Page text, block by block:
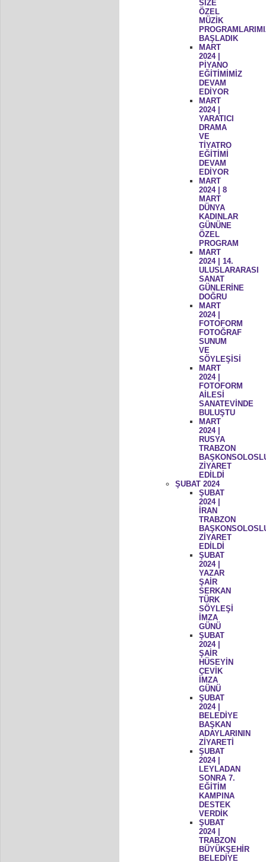
SİZE
ÖZEL
MÜZİK
BAŞLADIK
MART
2024 |
PİYANO
EĞİTİMİMİZ
DEVAM
EDİYOR
MART
2024 |
YARATICI
DRAMA
VE
TİYATRO
EĞİTİMİ
DEVAM
EDİYOR
MART
2024 | 8
MART
DÜNYA
KADINLAR
GÜNÜNE
ÖZEL
PROGRAM
MART
2024 | 14.
ULUSLARARASI
SANAT
GÜNLERİNE
DOĞRU
MART
2024 |
FOTOFORM
FOTOĞRAF
SUNUM
VE
SÖYLEŞİSİ
MART
2024 |
FOTOFORM
AİLESİ
SANATEVİNDE
BULUŞTU
MART
2024 |
RUSYA
TRABZON
ZİYARET
EDİLDİ
ŞUBAT 2024
ŞUBAT
2024 |
İRAN
TRABZON
ZİYARET
EDİLDİ
ŞUBAT
2024 |
YAZAR
ŞAİR
SERKAN
TÜRK
SÖYLEŞİ
İMZA
GÜNÜ
ŞUBAT
2024 |
ŞAİR
HÜSEYİN
ÇEVİK
İMZA
GÜNÜ
ŞUBAT
2024 |
BELEDİYE
BAŞKAN
ADAYLARININ
ZİYARETİ
ŞUBAT
2024 |
LEYLADAN
SONRA 7.
EĞİTİM
KAMPINA
DESTEK
VERDİK
ŞUBAT
2024 |
TRABZON
BÜYÜKŞEHİR
BELEDİYE